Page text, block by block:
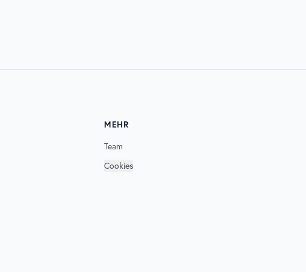
MEHR
Team
Cookies